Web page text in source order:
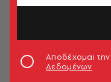
Αποδέχομαι την
Δεδομένων